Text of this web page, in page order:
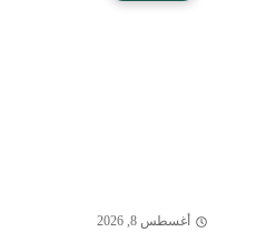
أغسطس 8, 2026